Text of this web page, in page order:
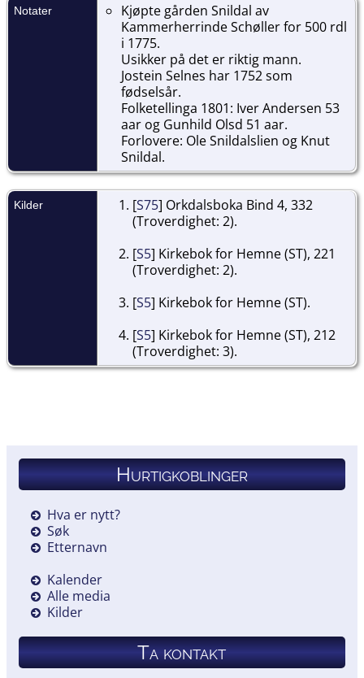
Notater
Kjøpte gården Snildal av
Kammerherrinde Schøller for 500 rdl
i 1775.
Usikker på det er riktig mann.
Jostein Selnes har 1752 som
fødselsår.
Folketellinga 1801: Iver Andersen 53
aar og Gunhild Olsd 51 aar.
Forlovere: Ole Snildalslien og Knut
Snildal.
Kilder [S75] Orkdalsboka Bind 4, 332
(Troverdighet: 2).
[S5] Kirkebok for Hemne (ST), 221
(Troverdighet: 2).
[S5] Kirkebok for Hemne (ST).
[S5] Kirkebok for Hemne (ST), 212
(Troverdighet: 3).
Hurtigkoblinger
Hva er nytt?
Søk
Etternavn
Kalender
Alle media
Kilder
Ta kontakt